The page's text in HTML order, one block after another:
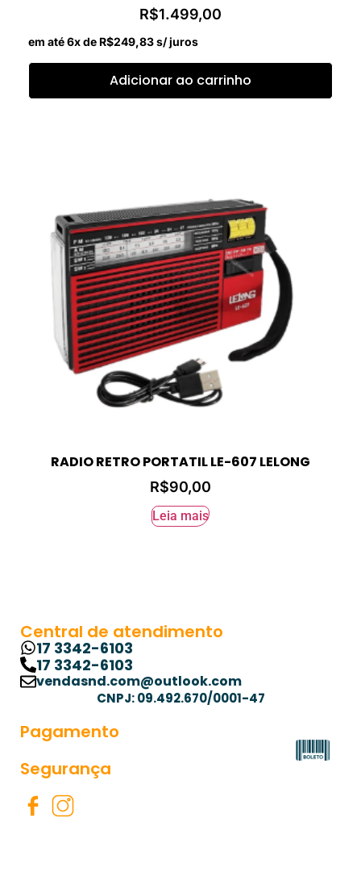
R$1.499,00
em até 6x de R$249,83s/ juros
Adicionar ao carrinho
RADIO RETRO PORTATIL LE-607 LELONG
R$90,00
Leia mais
Central de atendimento
17 3342-6103
17 3342-6103
vendasnd.com@outlook.com
CNPJ: 09.492.670/0001-47
Pagamento
Segurança